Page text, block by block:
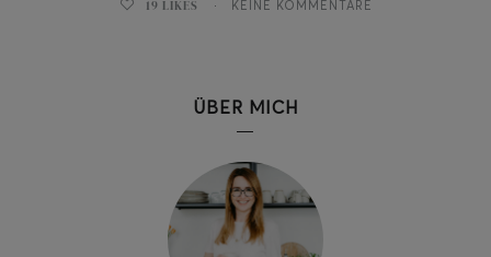
19 LIKES KEINE KOMMENTARE
ÜBER MICH